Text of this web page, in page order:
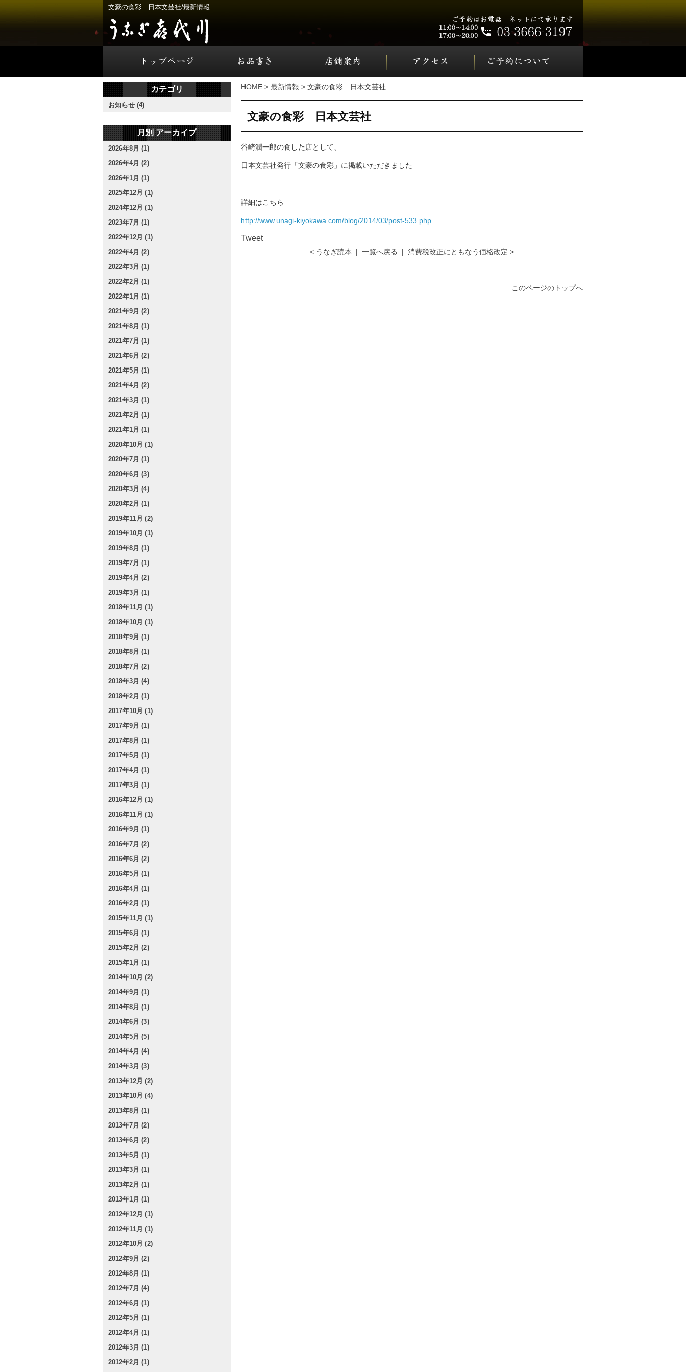
文豪の食彩 日本文芸社/最新情報
HOME > 最新情報 > 文豪の食彩 日本文芸社
文豪の食彩 日本文芸社
谷崎潤一郎の食した店として、
日本文芸社発行「文豪の食彩」に掲載いただきました
詳細はこちら
http://www.unagi-kiyokawa.com/blog/2014/03/post-533.php
Tweet
< うなぎ読本 | 一覧へ戻る | 消費税改正にともなう価格改定 >
このページのトップへ
カテゴリ
お知らせ (4)
月別アーカイブ
2026年8月 (1)
2026年4月 (2)
2026年1月 (1)
2025年12月 (1)
2024年12月 (1)
2023年7月 (1)
2022年12月 (1)
2022年4月 (2)
2022年3月 (1)
2022年2月 (1)
2022年1月 (1)
2021年9月 (2)
2021年8月 (1)
2021年7月 (1)
2021年6月 (2)
2021年5月 (1)
2021年4月 (2)
2021年3月 (1)
2021年2月 (1)
2021年1月 (1)
2020年10月 (1)
2020年7月 (1)
2020年6月 (3)
2020年3月 (4)
2020年2月 (1)
2019年11月 (2)
2019年10月 (1)
2019年8月 (1)
2019年7月 (1)
2019年4月 (2)
2019年3月 (1)
2018年11月 (1)
2018年10月 (1)
2018年9月 (1)
2018年8月 (1)
2018年7月 (2)
2018年3月 (4)
2018年2月 (1)
2017年10月 (1)
2017年9月 (1)
2017年8月 (1)
2017年5月 (1)
2017年4月 (1)
2017年3月 (1)
2016年12月 (1)
2016年11月 (1)
2016年9月 (1)
2016年7月 (2)
2016年6月 (2)
2016年5月 (1)
2016年4月 (1)
2016年2月 (1)
2015年11月 (1)
2015年6月 (1)
2015年2月 (2)
2015年1月 (1)
2014年10月 (2)
2014年9月 (1)
2014年8月 (1)
2014年6月 (3)
2014年5月 (5)
2014年4月 (4)
2014年3月 (3)
2013年12月 (2)
2013年10月 (4)
2013年8月 (1)
2013年7月 (2)
2013年6月 (2)
2013年5月 (1)
2013年3月 (1)
2013年2月 (1)
2013年1月 (1)
2012年12月 (1)
2012年11月 (1)
2012年10月 (2)
2012年9月 (2)
2012年8月 (1)
2012年7月 (4)
2012年6月 (1)
2012年5月 (1)
2012年4月 (1)
2012年3月 (1)
2012年2月 (1)